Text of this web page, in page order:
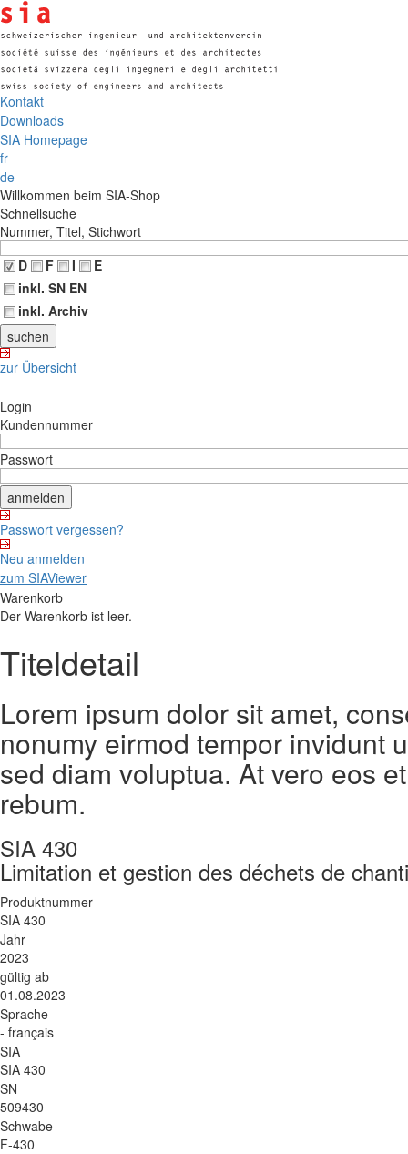
Kontakt
Downloads
SIA Homepage
fr
de
Willkommen beim SIA-Shop
Schnellsuche
Nummer, Titel, Stichwort
D
F I
E
inkl. SN EN
inkl. Archiv
zur Übersicht
Login
Kundennummer
Passwort
Passwort vergessen?
Neu anmelden
zum SIAViewer
Warenkorb
Der Warenkorb ist leer.
Titeldetail
Lorem ipsum dolor sit amet,
nonumy eirmod tempor invidunt
sed diam voluptua. At vero eos
rebum.
SIA 430
Limitation et gestion des déchets de
Produktnummer
SIA 430
Jahr
2023
gültig ab
01.08.2023
Sprache
- français
SIA
SIA 430
SN
509430
Schwabe
F-430